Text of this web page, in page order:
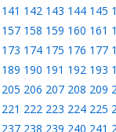
141 142 143 144 145
157 158 159 160 161
173 174 175 176 177
189 190 191 192 193
205 206 207 208 209
221 222 223 224 225
237 238 239 240 241